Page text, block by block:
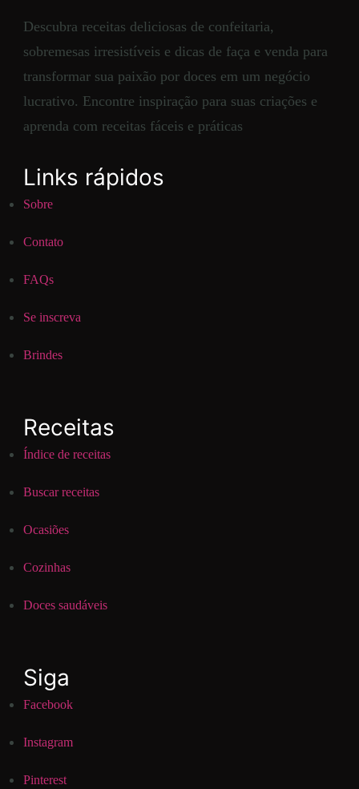
Descubra receitas deliciosas de confeitaria,
sobremesas irresistíveis e dicas de faça e venda para
transformar sua paixão por doces em um negócio
lucrativo. Encontre inspiração para suas criações e
aprenda com receitas fáceis e práticas
Links rápidos
Sobre
Contato
FAQs
Se inscreva
Brindes
Receitas
Índice de receitas
Buscar receitas
Ocasiões
Cozinhas
Doces saudáveis
Siga
Facebook
Instagram
Pinterest